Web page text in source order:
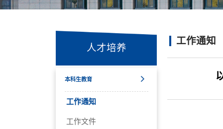
人才培养
本科生教育
工作通知
工作文件
工作通知